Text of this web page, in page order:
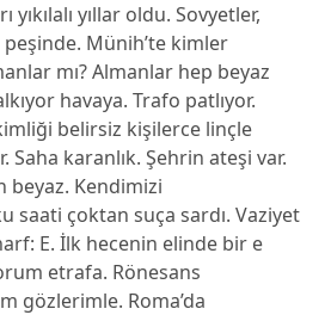
yıkılalı yıllar oldu. Sovyetler,
peşinde. Münih’te kimler
mı? Almanlar hep beyaz
havaya. Trafo patlıyor.
belirsiz kişilerce linçle
Saha karanlık. Şehrin ateşi var.
beyaz. Kendimizi
saati çoktan suça sardı. Vaziyet
E. İlk hecenin elinde bir e
etrafa. Rönesans
gözlerimle. Roma’da